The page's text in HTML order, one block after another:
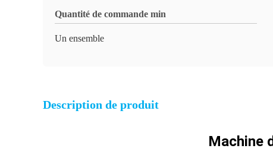
Quantité de commande min
Un ensemble
Description de produit
Machine